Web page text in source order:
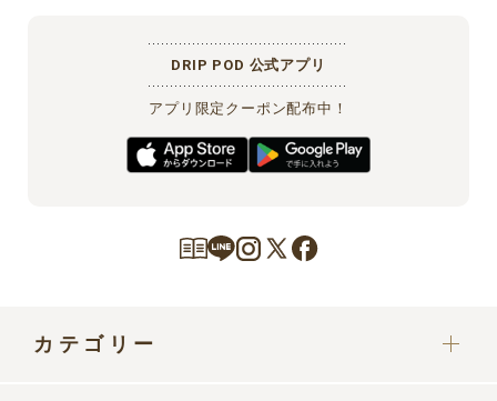
DRIP POD 公式アプリ
アプリ限定クーポン配布中！
カテゴリー